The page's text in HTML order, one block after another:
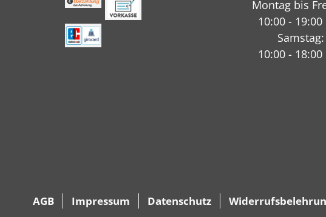
Montag bis
10:00 -
Samstag:
10:00 -
AGB Impressum Datenschutz